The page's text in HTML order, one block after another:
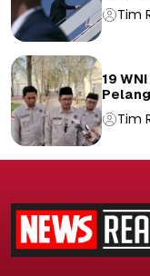
Tim
19
Tim